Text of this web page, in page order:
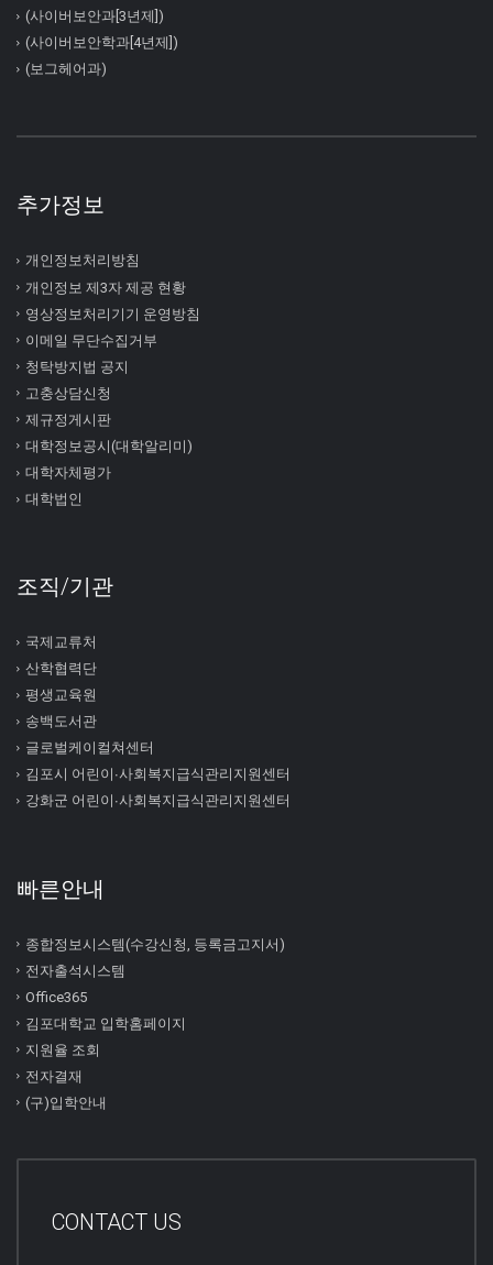
(사이버보안과[3년제])
(사이버보안학과[4년제])
(보그헤어과)
추가정보
개인정보처리방침
개인정보 제3자 제공 현황
영상정보처리기기 운영방침
이메일 무단수집거부
청탁방지법 공지
고충상담신청
제규정게시판
대학정보공시(대학알리미)
대학자체평가
대학법인
조직/기관
국제교류처
산학협력단
평생교육원
송백도서관
글로벌케이컬쳐센터
김포시 어린이∙사회복지급식관리지원센터
강화군 어린이∙사회복지급식관리지원센터
빠른안내
종합정보시스템(수강신청, 등록금고지서)
전자출석시스템
Office365
김포대학교 입학홈페이지
지원율 조회
전자결재
(구)입학안내
CONTACT US